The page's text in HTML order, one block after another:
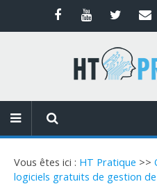
Vous êtes ici : HT Pratique >>
logiciels gratuits de gestion